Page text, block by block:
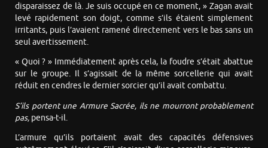
disparaissez de là. Je suis occupé en ce moment, » Zagan avait
levé rapidement son doigt, comme s’ils étaient simplement
irritants, puis l’avaient ramené directement vers le bas sans un
seul avertissement.
« Quoi ? » Immédiatement après cela, la foudre s’était abattue
sur le groupe. Il s’agissait de la même sorcellerie qui avait
réduit en cendres le dernier sorcier qu’il avait combattu.
S’ils portent une Armure Sacrée, ils ne mourront probablement
pas, pensa-t-il.
L’armure qu’ils portaient avait des capacités défensives